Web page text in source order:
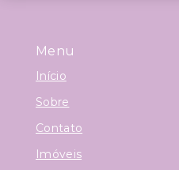
Menu
Início
Sobre
Contato
Imóveis